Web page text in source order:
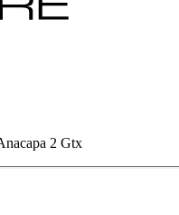
2 Gtx